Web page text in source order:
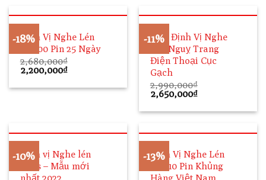
-18%
Định Vị Nghe Lén
A8000 Pin 25 Ngày
2,680,000₫
Giá
là:
2,200,000₫Giá
tại
-11%
Máy Định Vị Nghe
Lén Nguỵ Trang
Điện Thoại Cục
Gạch
2,990,000₫
Giá
là:
2,650,000₫Giá
tại
-10%
Định vị Nghe lén
N22s – Mẫu mới
-13%
Định Vị Nghe Lén
DW-10 Pin Khủng